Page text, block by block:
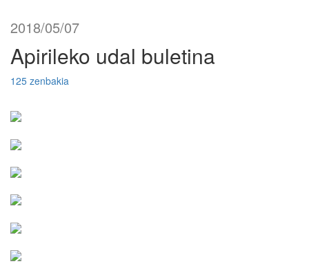
2018/05/07
Apirileko udal buletina
125 zenbakia